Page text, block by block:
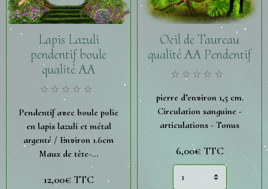
Lapis Lazuli
pendentif boule
qualité AA
Pendentif avec boule polie
en lapis lazuli et métal
argenté / Environ 1.6cm
Maux de tête-...
12,00€ TTC
Oeil de Taureau
qualité AA Pendentif
pierre d’environ 1,5 cm.
Circulation sanguine -
articulations - Tonus
6,00€ TTC